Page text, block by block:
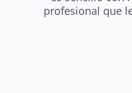
profesional que